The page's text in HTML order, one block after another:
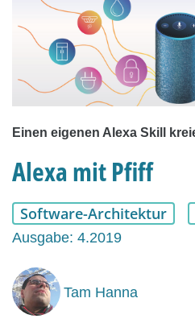
Einen eigenen Alexa Skill
Alexa mit Pfiff
Software-Architektur
Ausgabe: 4.2019
Tam Hanna